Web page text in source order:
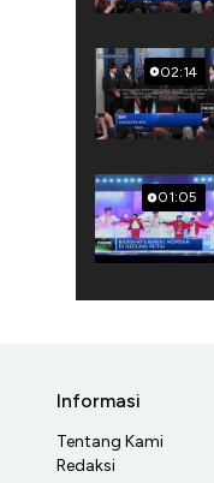
02:14
01:05
Informasi
Tentang Kami
Redaksi